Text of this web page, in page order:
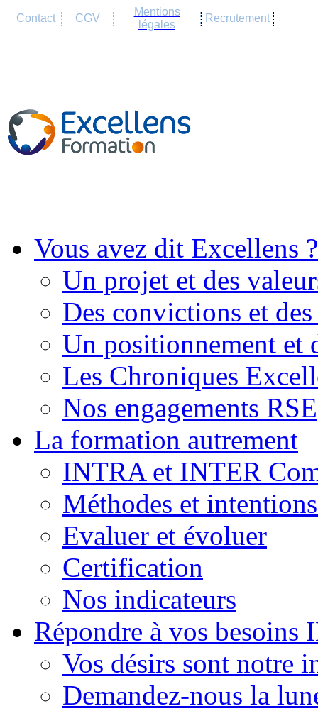
Contact CGV
Mentions
légales
Recrutement
Vous avez dit Excellens ?
Un projet et des
Des convictions et des
Un positionnement et
Les Chroniques
Nos engagements RSE
La formation autrement
INTRA et INTER
Méthodes et
Evaluer et évoluer
Certification
Nos indicateurs
Répondre à vos besoins
Vos désirs sont notre
Demandez-nous la